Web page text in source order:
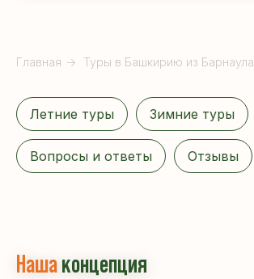
Главная → Туры в Башкирию из Барнаула
Летние туры Зимние туры
Вопросы и ответы Отзывы
Нашаконцепция